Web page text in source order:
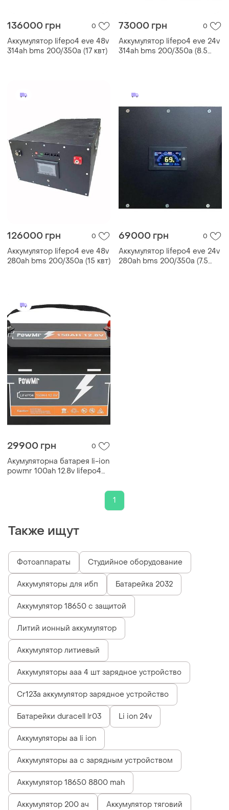
136000 грн 0
Аккумулятор lifepo4 eve 48v
314ah bms 200/350a (17 квт)
73000 грн 0
Аккумулятор lifepo4 eve 24v
314ah bms 200/350a (8.5
126000 грн 0
Аккумулятор lifepo4 eve 48v
280ah bms 200/350a (15 квт)
69000 грн 0
Аккумулятор lifepo4 eve 24v
280ah bms 200/350a (7.5
29900 грн 0
Акумуляторна батарея li-ion
powmr 100ah 12.8v lifepo4
1
Также ищут
Фотоаппараты Студийное оборудование
Аккумуляторы для ибп Батарейка 2032
Аккумулятор 18650 с защитой
Литий ионный аккумулятор
Аккумулятор литиевый
Аккумуляторы aaa 4 шт зарядное устройство
Cr123a аккумулятор зарядное устройство
Батарейки duracell lr03 Li ion 24v
Аккумуляторы аа li ion
Аккумуляторы аа с зарядным устройством
Аккумулятор 18650 8800 mah
Аккумулятор 200 ач Аккумулятор тяговий